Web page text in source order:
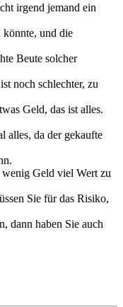
irgend jemand ein
könnte, und die
Beute solcher
noch schlechter, zu
Geld, das ist alles.
alles, da der gekaufte
wenig Geld viel Wert zu
Sie für das Risiko,
dann haben Sie auch